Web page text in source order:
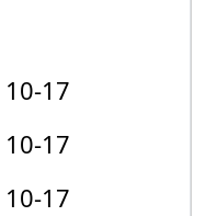
10-17
10-17
10-17